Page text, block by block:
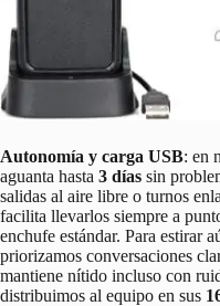
Autonomía y carga USB: en
aguanta hasta 3 días sin
salidas al aire libre o turnos
facilita llevarlos siempre a
enchufe estándar. Para estirar
priorizamos conversaciones
mantiene nítido incluso con
distribuimos al equipo en sus